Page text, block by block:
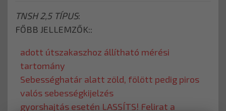
TNSH 2,5 TÍPUS
FŐBB JELLEMZŐK:
adott útszakaszhoz állítható mérési
tartomány
Sebességhatár alatt zöld, fölött pedig piros
valós sebességkijelzés
gyorshajtás esetén LASSÍTS! Felirat a